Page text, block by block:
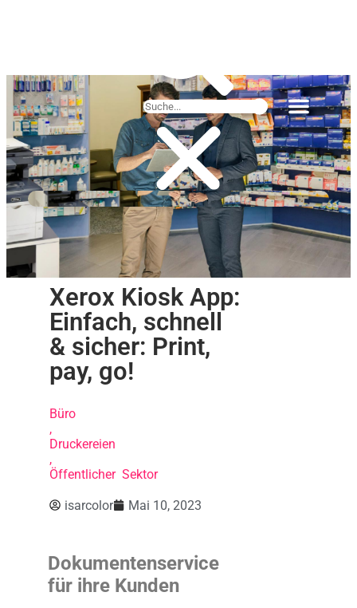
Xerox Kiosk App:
Einfach, schnell
& sicher: Print,
pay, go!
Büro
,
Druckereien
,
Öffentlicher Sektor
isarcolor Mai 10, 2023
Dokumentenservice
für ihre Kunden